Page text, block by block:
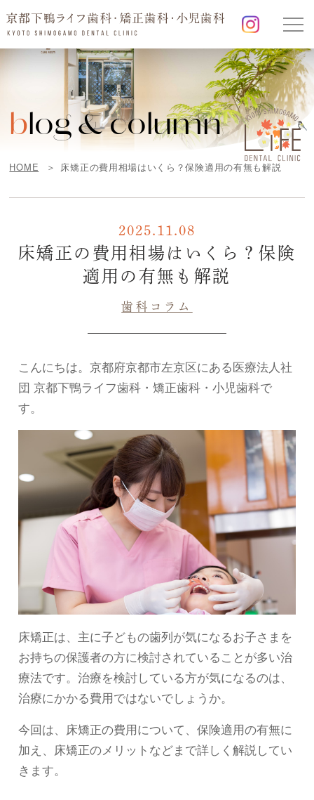
b log & column
HOME 床矯正の費用相場はいくら？保険適用の有無も解説
2025.11.08
床矯正の費用相場はいくら？保険
適用の有無も解説
歯科コラム
こんにちは。京都府京都市左京区にある医療法人社
団 京都下鴨ライフ歯科・矯正歯科・小児歯科で
す。
床矯正は、主に子どもの歯列が気になるお子さまを
お持ちの保護者の方に検討されていることが多い治
療法です。治療を検討している方が気になるのは、
治療にかかる費用ではないでしょうか。
今回は、床矯正の費用について、保険適用の有無に
加え、床矯正のメリットなどまで詳しく解説してい
きます。